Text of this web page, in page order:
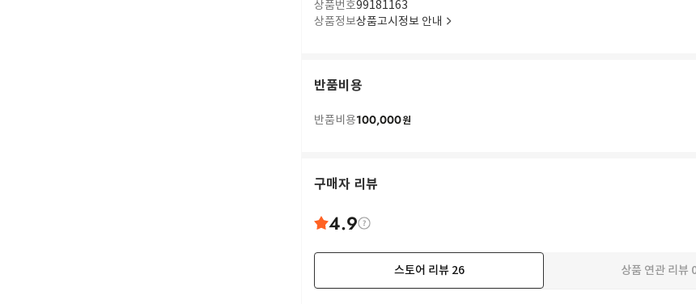
상품번호99181163
상품정보상품고시정보 안내
반품비용
반품비용100,000원
구매자 리뷰
4.9
스토어 리뷰 26 상품 연관 리뷰